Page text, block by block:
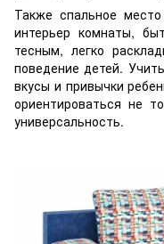
Также спальное
интерьер комнаты,
тесным, легко
поведение детей.
вкусы и привычки
ориентироваться не
универсальность.